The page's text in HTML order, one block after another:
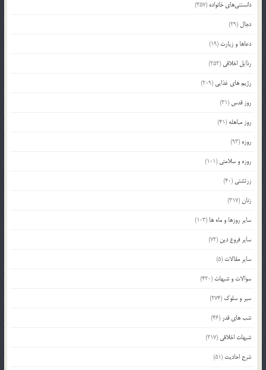
دانستنی‌های خانواده (357)
دجال (29)
دعاها و زیارت (19)
رذایل اخلاقی (252)
رژیم های غذایی (209)
روز قدس (31)
روز مباهله (41)
روزه (93)
روزه و سلامتی (101)
زرتشتی (40)
زنان (317)
سایر روزها و ماه ها (103)
سایر فروع دین (72)
سایر مقالات (5)
سوالات و شبهات (420)
سیر و سلوک (274)
شب های قدر (46)
شبهات اخلاقی (217)
شرح احادیث (51)